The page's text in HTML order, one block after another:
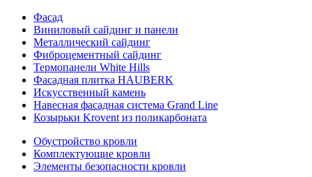
Фасад
Виниловый сайдинг и панели
Металлический сайдинг
Фиброцементный сайдинг
Термопанели White Hills
Фасадная плитка HAUBERK
Искусственный камень
Навесная фасадная система Grand Line
Козырьки Krovent из поликарбоната
Обустройство кровли
Комплектующие кровли
Элементы безопасности кровли